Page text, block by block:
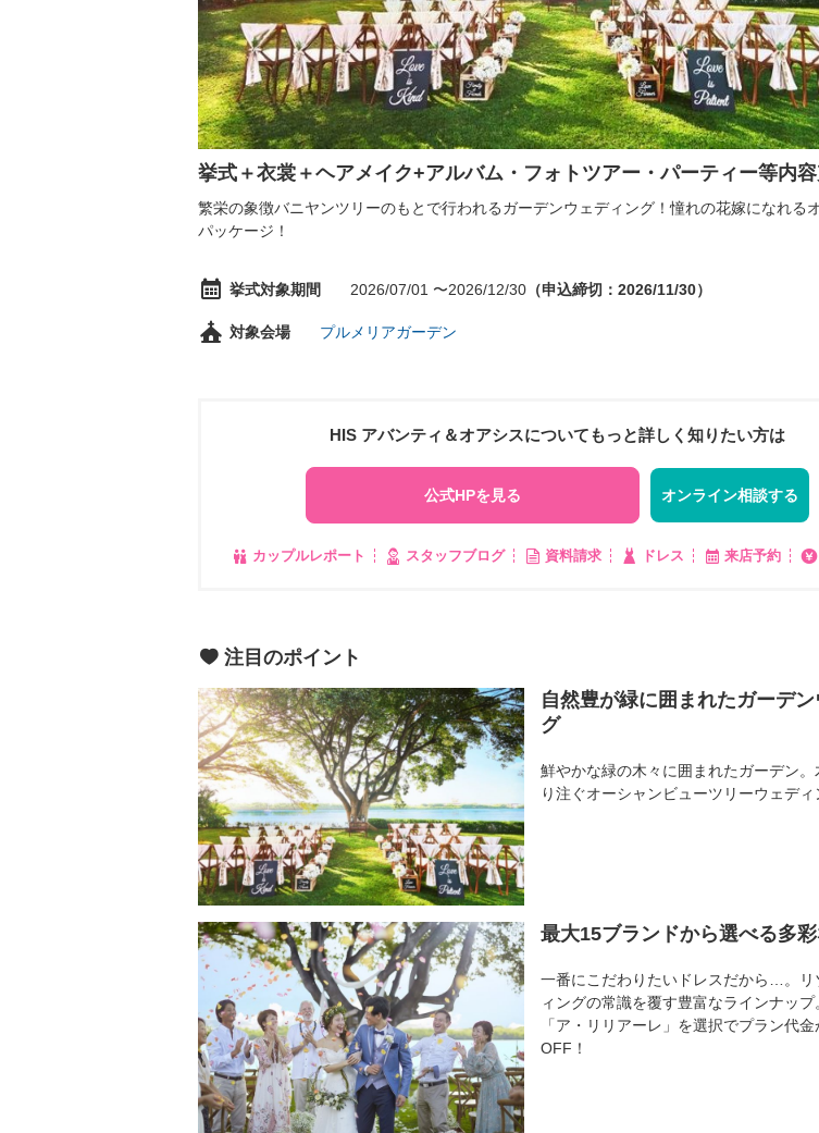
挙式＋衣裳＋ヘアメイク+アルバム・フォトツアー・パーティー等内
繁栄の象徴バニヤンツリーのもとで行われるガーデンウェディング！憧れの花嫁になれる
パッケージ！
挙式対象期間 2026/07/01 〜2026/12/30 （申込締切：2026/11/30）
対象会場 プルメリアガーデン
HIS アバンティ＆オアシスについてもっと詳しく知りたい方は
公式HPを見る オンライン相談する
カップルレポート スタッフブログ 資料請求 ドレス 来店予約
注目のポイント
自然豊が緑に囲まれたガーデ
グ
鮮やかな緑の木々に囲まれたガーデン
り注ぐオーシャンビューツリーウェディ
最大15ブランドから選べる多
一番にこだわりたいドレスだから…。リ
ィングの常識を覆す豊富なラインナップ
「ア・リリアーレ」を選択でプラン代
OFF！